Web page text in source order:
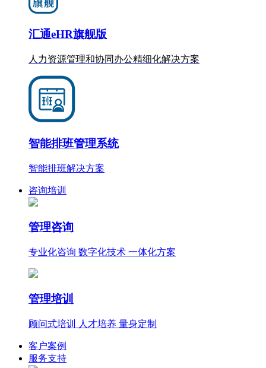
汇通eHR旗舰版
人力资源管理和协同办公精细化解决方案
智能排班管理系统
智能排班解决方案
咨询培训
管理咨询
专业化咨询 数字化技术 一体化方案
管理培训
顾问式培训 人才培养 量身定制
客户案例
服务支持